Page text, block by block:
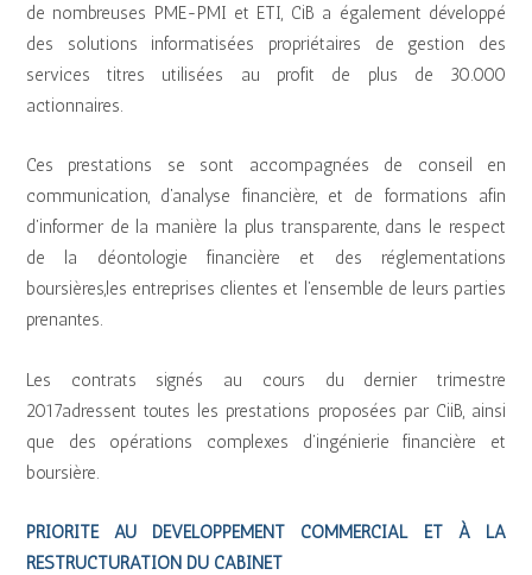
de nombreuses PME-PMI et ETI, CiB a également développé
des solutions informatisées propriétaires de gestion des
services titres utilisées au profit de plus de 30.000
actionnaires.
Ces prestations se sont accompagnées de conseil en
communication, d’analyse financière, et de formations afin
d’informer de la manière la plus transparente, dans le respect
de la déontologie financière et des réglementations
boursières,les entreprises clientes et l’ensemble de leurs parties
prenantes.
Les contrats signés au cours du dernier trimestre
2017adressent toutes les prestations proposées par CiiB, ainsi
que des opérations complexes d’ingénierie financière et
boursière.
PRIORITE AU DEVELOPPEMENT COMMERCIAL ET À LA
RESTRUCTURATION DU CABINET